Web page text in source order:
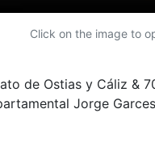
Click on the image to
de Ostias y Cáliz &
Jorge